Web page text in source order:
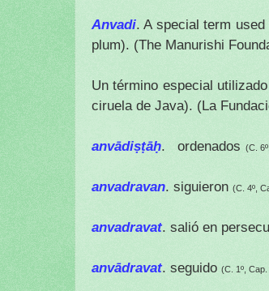
Anvadi. A special term
plum). (The Manurishi
Un término especial
ciruela de Java). (La
anvādiṣṭāḥ. ordenados (C.
anvadravan. siguieron (C. 4º,
anvadravat. salió en
anvādravat. seguido (C. 1º, Cap.